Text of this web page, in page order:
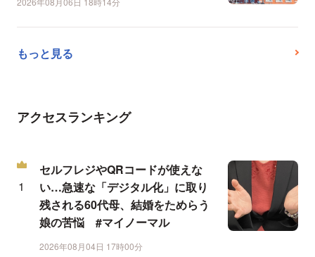
もっと見る
アクセスランキング
セルフレジやQRコードが使えな
い…急速な「デジタル化」に取り
残される60代母、結婚をためらう
娘の苦悩 #マイノーマル
2026年08月04日 17時00分